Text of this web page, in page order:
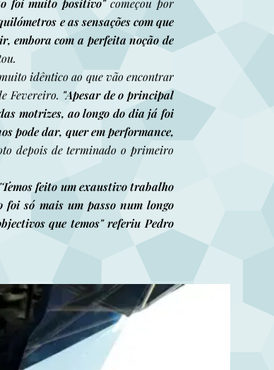
foi muito positivo"começou por
e as sensações com que
embora com a perfeita noção de
idêntico ao que vão encontrar
Fevereiro. "Apesar de o principal
motrizes, ao longo do dia já foi
pode dar, quer em performance,
depois de terminado o primeiro
feito um exaustivo trabalho
foi só mais um passo num longo
que temos" referiu Pedro